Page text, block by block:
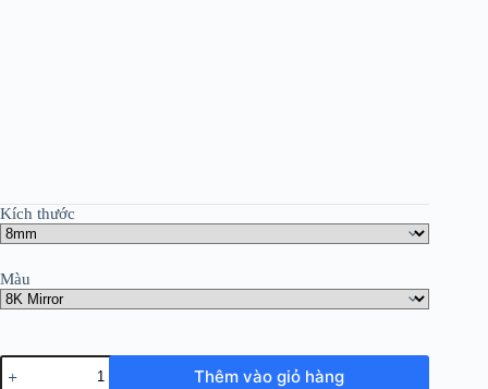
Kích thước
Màu
Thêm vào giỏ hàng